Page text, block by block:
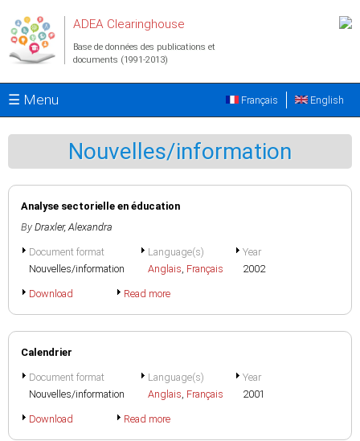
ADEA Clearinghouse
Base de données des publications et
documents (1991-2013)
☰ Menu English
Français
Nouvelles/information
Analyse sectorielle en éducation
By Draxler, Alexandra
Document format
Nouvelles/information
Language(s)
Anglais, Français
Year
2002
Download Read more
Calendrier
Document format
Nouvelles/information
Language(s)
Anglais, Français
Year
2001
Download Read more